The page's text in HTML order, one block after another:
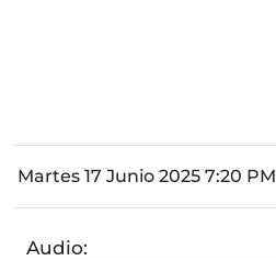
Martes 17 Junio 2025 7:20 PM
Audio: